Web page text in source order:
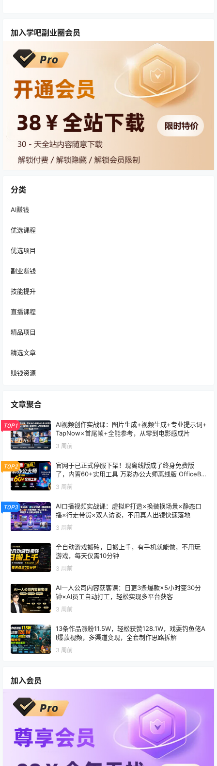
加入学吧副业圈会员
分类
AI赚钱
优选课程
优选项目
副业赚钱
技能提升
直播课程
精品项目
精选文章
赚钱资源
文章聚合
TOP1
AI视频创作实战课：图片生成+视频生成+专业提示词+
TapNow×首尾帧+全能参考，从零到电影感成片
3 周前
TOP2
官网于已正式停服下架！现离线版成了终身免费版
了，内置60+实用工具 万彩办公大师离线版 OfficeBo
x
3 周前
TOP3
AI口播视频实战课：虚拟IP打造×换装换场景×静态口
播×行走带货×双人访谈，不用真人出镜快速落地
3 周前
全自动游戏搬砖，日搬上千，有手机就能做，不用玩
游戏，每天仅需10分钟
3 周前
AI一人公司内容获客课：日更3条爆款×5小时变30分
钟×AI员工自动打工，轻松实现多平台获客
3 周前
13条作品涨粉11.5W，轻松获赞128.1W，戏耍钓鱼佬A
I爆款视频，多渠道变现，全套制作思路拆解
3 周前
加入会员